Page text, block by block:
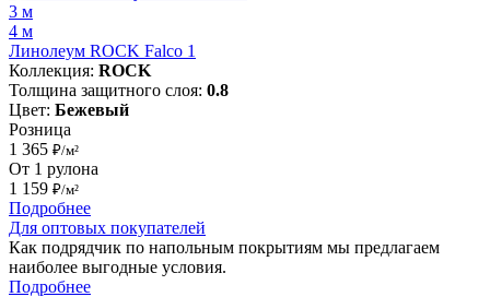
3 м
4 м
Линолеум ROCK Falco 1
Коллекция: ROCK
Толщина защитного слоя: 0.8
Цвет: Бежевый
Розница
1 365 ₽/м²
От 1 рулона
1 159 ₽/м²
Подробнее
Для оптовых покупателей
Как подрядчик по напольным покрытиям мы предлагаем
наиболее выгодные условия.
Подробнее